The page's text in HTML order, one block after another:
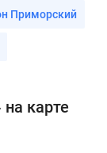
Приморский
карте